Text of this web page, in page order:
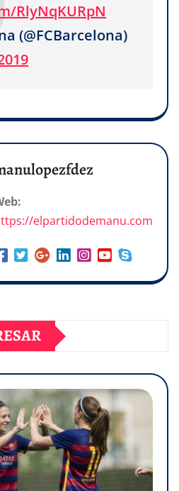
RlyNqKURpN
(@FCBarcelona)
elpartidodemanu.com